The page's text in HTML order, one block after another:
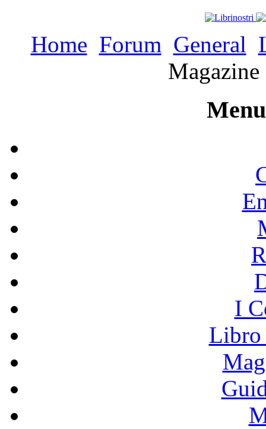
Home Forum General
I
Libro